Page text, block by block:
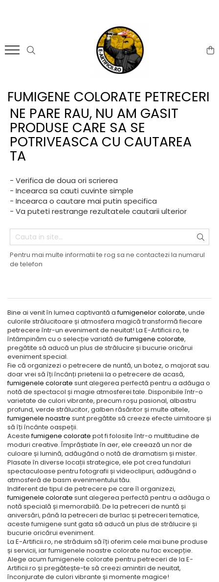
ARTICOLE DE DIVERTISMENT
Artificii de brad
Bete bengale
Bile pocnitoare
Moristi de sol
Stroboscoape
Vulcani
Torte de stadion
Fumigene colorate gender
Baloane gender reveal
Confetti / Pudra colorata
gender reveal
Extinctoare gender reveal
Artificii de tort
BALOANE
Confetti
Lumanari
Pinata
Seturi complete Petreceri
FUMIGENE COLORATE PETRECERI
NE PARE RAU, NU AM GASIT
PRODUSE CARE SA SE
POTRIVEASCA CU CAUTAREA
TA
- Verifica de doua ori scrierea
- Incearca sa cauti cuvinte simple
- Incearca o cautare mai putin specifica
- Va puteti restrange rezultatele cautarii ulterior
Pentru mai multe informatii te rog sa ne contactezi la numarul
de telefon
Bine ai venit în lumea captivantă afumigenelor colorate, unde
culorile strălucitoare și atmosfera magică transformă fiecare
petrecere într-un eveniment de neuitat! La E-Artificii.ro, te
întâmpinăm cu o selecție variată defumigene colorate,
pregătite să aducă un plus de strălucire și bucurie oricărui
eveniment special.
Fie că organizezi o petrecere de nuntă, un botez, o majorat sau
doar vrei să îți încânți prietenii la o petrecere de acasă,
fumigenele colorate sunt alegerea perfectă pentru a adăuga o
notă de spectacol și magie atmosferei tale. Disponibile într-o
varietate de culori vibrante, precum roșu pasional, albastru
profund, verde strălucitor, galben răsăritor și multe altele,
fumigenele noastre sunt pregătite să creeze efecte uimitoare și
să îți încânte oaspeții.
Acestefumigene colorate pot fi folosite într-o multitudine de
moduri creative. Împrăștiate în aer, ele creează un nor de
culoare și lumină, adăugând o notă de dramatism și mister.
Plasate în diverse locații strategice, ele pot crea fundaluri
spectaculoase pentru fotografii și videoclipuri, adăugând o
atmosferă de basm evenimentului tău.
Indiferent de tipul de petrecere pe care îl organizezi,
fumigenele colorate sunt alegerea perfectă pentru a adăuga o
notă specială și memorabilă. De la petreceri de nuntă și
aniversări, până la petreceri de burlac și petreceri tematice,
aceste fumigene sunt gata să aducă un plus de strălucire și
bucurie oricărui eveniment.
La E-Artificii.ro, ne străduim să îți oferim cele mai bune produse
și servicii, iar fumigenele noastre colorate nu fac excepție.
Alege acum fumigenele colorate pentru petreceri de la E-
Artificii.ro și pregătește-te să creezi amintiri de neuitat,
înconjurate de culori vibrante și momente magice!